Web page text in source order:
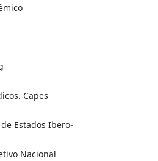
Capes
Estados Ibero-
Nacional